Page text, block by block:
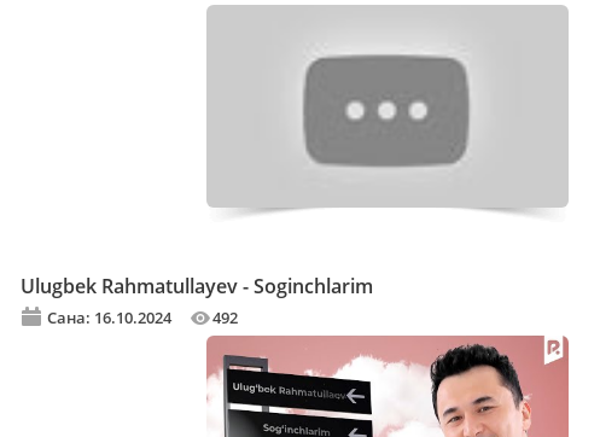
Ulugbek Rahmatullayev - Soginchlarim
Сана: 16.10.2024 492